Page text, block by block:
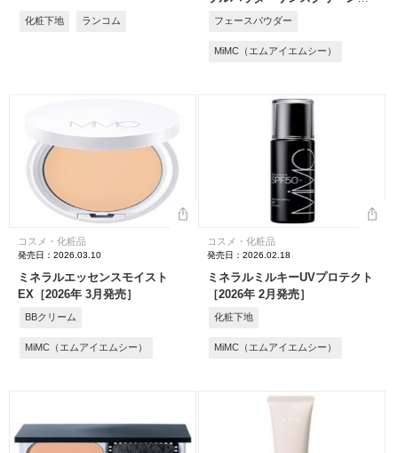
化粧下地 ランコム
（ポンポンタイプ）［医薬部外
フェースパウダー
MiMC（エムアイエムシー）
コスメ・化粧品
発売日：2026.03.10
ミネラルエッセンスモイスト
EX［2026年 3月発売］
BBクリーム
MiMC（エムアイエムシー）
コスメ・化粧品
発売日：2026.02.18
ミネラルミルキーUVプロテクト
［2026年 2月発売］
化粧下地
MiMC（エムアイエムシー）